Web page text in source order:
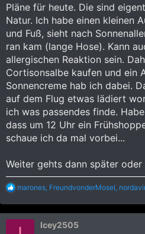
Pläne für heute. Die sind
Natur. Ich habe einen kleinen
und Fuß, sieht nach
ran kam (lange Hose). Kann
allergischen Reaktion sein.
Cortisonsalbe kaufen und ein
Sonnencreme hab ich dabei.
auf dem Flug etwas lädiert
ich was passendes finde.
dass um 12 Uhr ein
schaue ich da mal vorbei...
Weiter gehts dann später oder
R
a
k
marones FreundvonderMosel
Icey2505